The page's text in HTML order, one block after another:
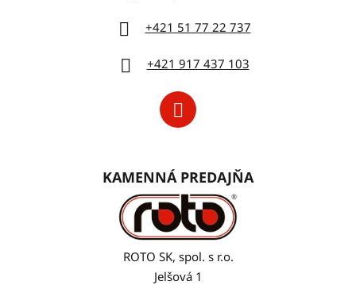
+421 51 77 22 737
+421 917 437 103
KAMENNÁ PREDAJŇA
ROTO SK, spol. s r.o.
Jelšová 1